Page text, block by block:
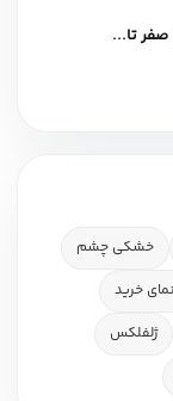
صفر تا...
خشکی چشم
خرید
ژلفلکس